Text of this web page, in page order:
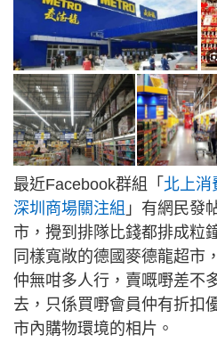
最近Facebook群組「 北上消
深圳商場關注組 」有網民發
市，攪到排隊比錢都排成粒
同樣寬敞的德國麥德龍超市
仲無咁多人行，賣嘅嘢差不
去，只係買嘢會員仲有折扣
市內購物環境的相片。